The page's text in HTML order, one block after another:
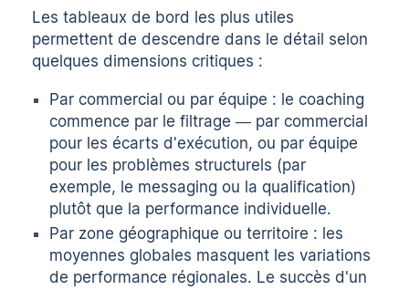
Les tableaux de bord les plus utiles
permettent de descendre dans le détail selon
quelques dimensions critiques :
Par commercial ou par équipe : le coaching
commence par le filtrage — par commercial
pour les écarts d'exécution, ou par équipe
pour les problèmes structurels (par
exemple, le messaging ou la qualification)
plutôt que la performance individuelle.
Par zone géographique ou territoire : les
moyennes globales masquent les variations
de performance régionales. Le succès d'un